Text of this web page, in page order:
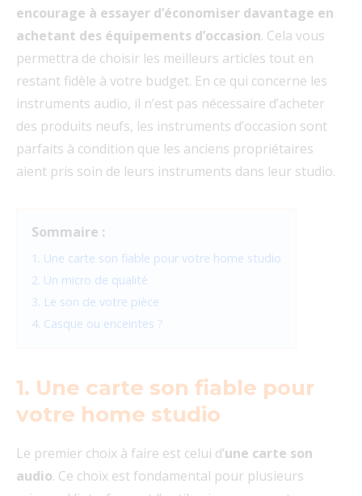
encourage à essayer d’économiser davantage en
achetant des équipements d’occasion. Cela vous
permettra de choisir les meilleurs articles tout en
restant fidèle à votre budget. En ce qui concerne les
instruments audio, il n’est pas nécessaire d’acheter
des produits neufs, les instruments d’occasion sont
parfaits à condition que les anciens propriétaires
aient pris soin de leurs instruments dans leur studio.
Sommaire :
1. Une carte son fiable pour votre home studio
2. Un micro de qualité
3. Le son de votre pièce
4. Casque ou enceintes ?
1. Une carte son fiable pour
votre home studio
Le premier choix à faire est celui d’une carte son
audio. Ce choix est fondamental pour plusieurs